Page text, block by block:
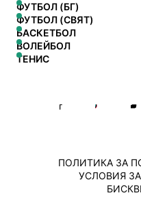
ФУТБОЛ (БГ)
ФУТБОЛ (СВЯТ)
БАСКЕТБОЛ
ВОЛЕЙБОЛ
ТЕНИС
ПОЛИТИКА ЗА
УСЛОВИЯ